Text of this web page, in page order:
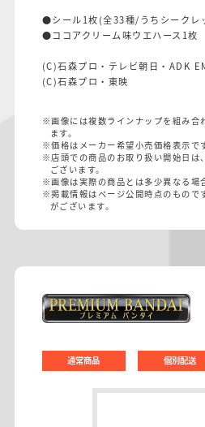
●シール1枚(全33種/うちシークレ
●ココアクリーム味ウエハース1枚
(C)石森プロ・テレビ朝日・ADK
(C)石森プロ・東映
※画像には複数ラインナップを組み合
ます。
※価格はメーカー希望小売価格表示で
※店頭での商品のお取り扱い開始日は
ございます。
※画像は実際の商品とは多少異なる場
※掲載情報はページ公開時点のもので
がございます。
通常商品 個別配送